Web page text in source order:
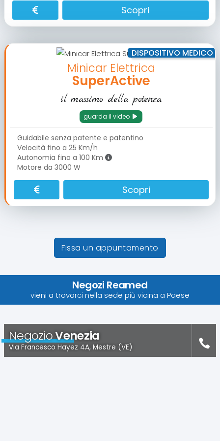
Scopri
DISPOSITIVO MEDICO
Minicar Elettrica
SuperActive
il massimo della potenza
guarda il video
Guidabile senza patente e patentino
Velocità fino a 25 Km/h
Autonomia fino a 100 Km
Motore da 3000 W
Scopri
Fissa un appuntamento
Negozi Reamed
vieni a trovarci nella sede più vicina a Paese
NegozioVenezia
Via Francesco Hayez 4A, Mestre (VE)